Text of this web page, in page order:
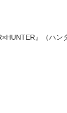
』（ハン